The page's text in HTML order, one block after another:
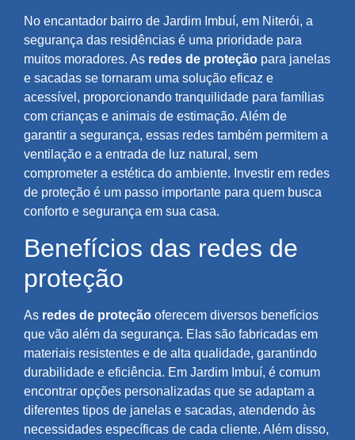
No encantador bairro de Jardim Imbuí, em Niterói, a
segurança das residências é uma prioridade para
muitos moradores. As redes de proteção para janelas
e sacadas se tornaram uma solução eficaz e
acessível, proporcionando tranquilidade para famílias
com crianças e animais de estimação. Além de
garantir a segurança, essas redes também permitem a
ventilação e a entrada de luz natural, sem
comprometer a estética do ambiente. Investir em redes
de proteção é um passo importante para quem busca
conforto e segurança em sua casa.
Benefícios das redes de
proteção
As redes de proteção oferecem diversos benefícios
que vão além da segurança. Elas são fabricadas em
materiais resistentes e de alta qualidade, garantindo
durabilidade e eficiência. Em Jardim Imbuí, é comum
encontrar opções personalizadas que se adaptam a
diferentes tipos de janelas e sacadas, atendendo às
necessidades específicas de cada cliente. Além disso,